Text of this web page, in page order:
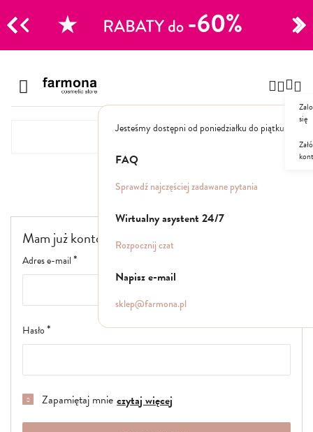
treści
Jesteśmy dostępni od poniedziałku do piątku:
FAQ
Sprawdź najczęściej zadawane pytania
Wirtualny asystent 24/7
Rozpocznij czat
Napisz e-mail
sklep@farmona.pl
się
Szampony
Peelingi do skóry głowy
Kuracje i wcierki
Włosy suche i łamliwe
Włosy wypadające
Włosy pozbawione objętości
Włosy kręcone
Łupież
Łojotok
Logowanie
Mam już konto
Adres e-mail
Hasło
Zapamiętaj mnie czytaj więcej